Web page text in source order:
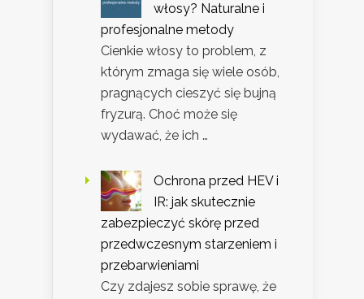
włosy? Naturalne i
profesjonalne metody
Cienkie włosy to problem, z
którym zmaga się wiele osób,
pragnących cieszyć się bujną
fryzurą. Choć może się
wydawać, że ich …
Ochrona przed HEV i
IR: jak skutecznie
zabezpieczyć skórę przed
przedwczesnym starzeniem i
przebarwieniami
Czy zdajesz sobie sprawę, że